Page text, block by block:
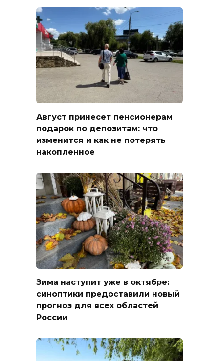
Август принесет пенсионерам
подарок по депозитам: что
изменится и как не потерять
накопленное
Зима наступит уже в октябре:
синоптики предоставили новый
прогноз для всех областей
России